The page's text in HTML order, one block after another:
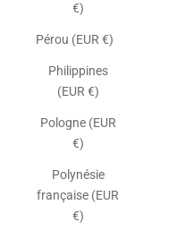
€)
Pérou (EUR €)
Philippines
(EUR €)
Pologne (EUR
€)
Polynésie
française (EUR
€)